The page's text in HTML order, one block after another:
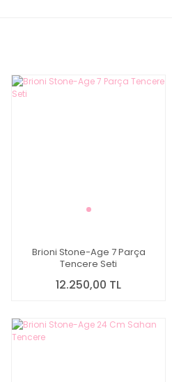
Brioni Stone-Age 7 Parça
Tencere Seti
12.250,00 TL